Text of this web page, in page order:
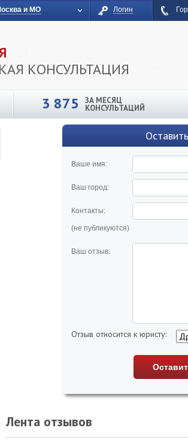
и МО Логин
КОНСУЛЬТАЦИЯ
3 875 ЗА МЕСЯЦ
КОНСУЛЬТАЦИЙ
Ваше имя:
Ваш город:
Контакты:
(не публикуются)
Ваш отзыв:
Отзыв относится к юристу:
Лента отзывов